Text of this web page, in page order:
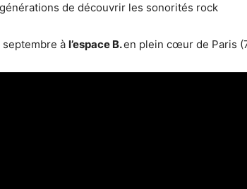
de découvrir les sonorités rock
septembre à l’espace B.en plein cœur de Paris